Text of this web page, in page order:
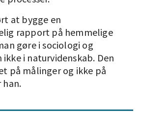
at bygge en
rapport på hemmelige
gøre i sociologi og
ikke i naturvidenskab. Den
på målinger og ikke på
han.